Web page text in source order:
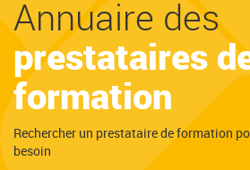
Annuaire des
prestataires
formation
Rechercher un prestataire de formation
besoin